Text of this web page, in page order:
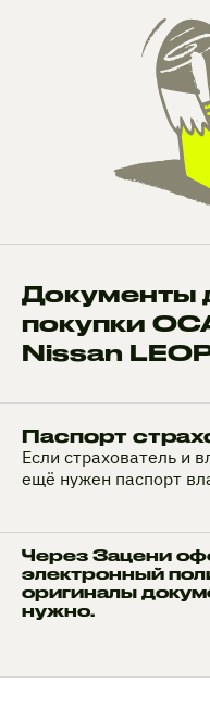
Документы
покупки
Nissan
Паспорт
Если страхователь и
ещё нужен паспорт
Через Зацени
электронный
оригиналы
нужно.